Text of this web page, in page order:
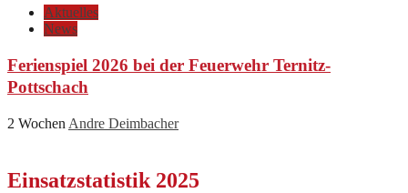
Aktuelles
News
Ferienspiel 2026 bei der Feuerwehr Ternitz-
Pottschach
2 Wochen Andre Deimbacher
Einsatzstatistik 2025